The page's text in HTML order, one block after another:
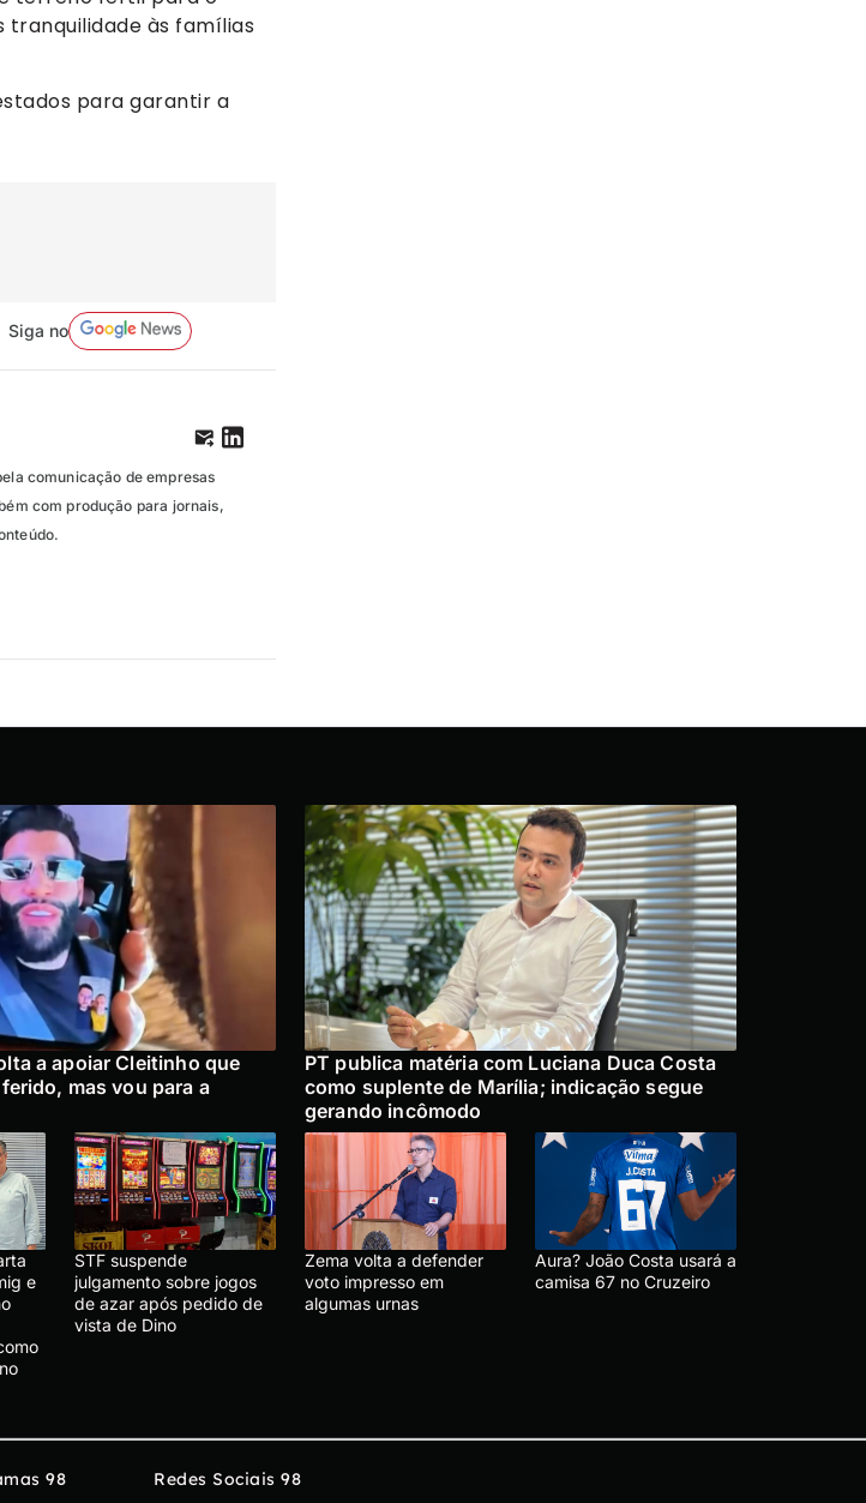
às famílias
para garantir a
Siga no
comunicação de empresas
com produção para jornais,
a apoiar Cleitinho que
mas vou para a
PT publica matéria com Luciana Duca Costa
como suplente de Marília; indicação segue
gerando incômodo
e
STF suspende
julgamento sobre jogos
de azar após pedido de
vista de Dino
Zema volta a defender
voto impresso em
algumas urnas
Aura? João Costa usará a
camisa 67 no Cruzeiro
98
Redes Sociais 98